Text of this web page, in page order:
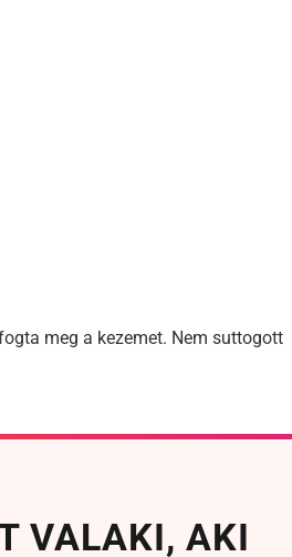
meg a kezemet. Nem suttogott
VALAKI, AKI